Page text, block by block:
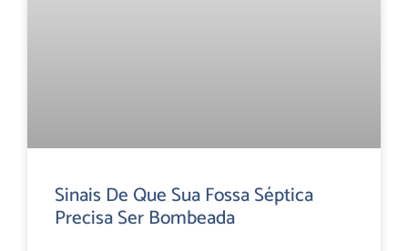
Sinais De Que Sua Fossa Séptica
Precisa Ser Bombeada